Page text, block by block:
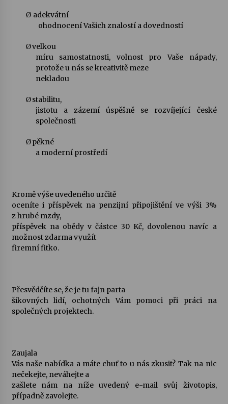
Ø adekvátní
ohodnocení Vašich znalostí a dovedností
Øvelkou
míru samostatnosti, volnost pro Vaše nápady,
protože u nás se kreativitě meze
nekladou
Ø stabilitu,
jistotu a zázemí úspěšně se rozvíjející české
společnosti
Ø pěkné
a moderní prostředí
Kromě výše uvedeného určitě
oceníte i příspěvek na penzijní připojištění ve výši 3%
z hrubé mzdy,
příspěvek na obědy v částce 30 Kč, dovolenou navíc a
možnost zdarma využít
firemní fitko.
Přesvědčíte se, že je tu fajn parta
šikovných lidí, ochotných Vám pomoci při práci na
společných projektech.
Zaujala
Vás naše nabídka a máte chuť to u nás zkusit? Tak na nic
nečekejte, neváhejte a
zašlete nám na níže uvedený e-mail svůj životopis,
případně zavolejte.